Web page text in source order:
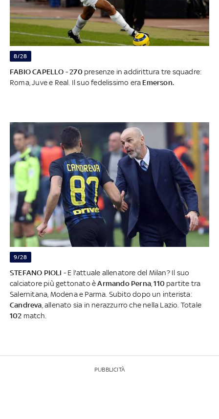
8/28
FABIO CAPELLO -270 presenze in addirittura tre squadre:
Roma, Juve e Real. Il suo fedelissimo era Emerson.
9/28
STEFANO PIOLI - E l'attuale allenatore del Milan? Il suo
calciatore più gettonato èArmando Perna ,110 partite tra
Salernitana, Modena e Parma. Subito dopo un interista:
Candreva , allenato sia in nerazzurro che nella Lazio. Totale
102 match.
PUBBLICITÀ